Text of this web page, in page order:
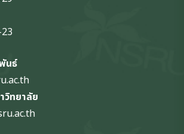
นธ์
วิทยาลัย